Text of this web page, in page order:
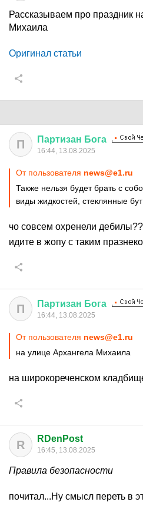
Рассказываем про праздник
Михаила
Оригинал статьи
П Партизан Бога
16:44, 13.08.2025
От пользователя news@e1.ru
Также нельзя будет брать с
виды жидкостей, стеклянные
чо совсем охренели дебилы??
идите в жопу с таким
П Партизан Бога
16:44, 13.08.2025
От пользователя news@e1.ru
на улице Архангела Михаила
на широкореченском
R RDenPost
16:45, 13.08.2025
Правила безопасности
почитал...Ну смысл переть в